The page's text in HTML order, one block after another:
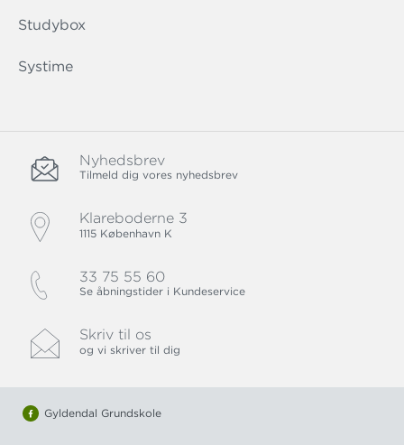
Studybox
Systime
Nyhedsbrev
Tilmeld dig vores nyhedsbrev
Klareboderne 3
1115 København K
33 75 55 60
Se åbningstider i Kundeservice
Skriv til os
og vi skriver til dig
Gyldendal Grundskole